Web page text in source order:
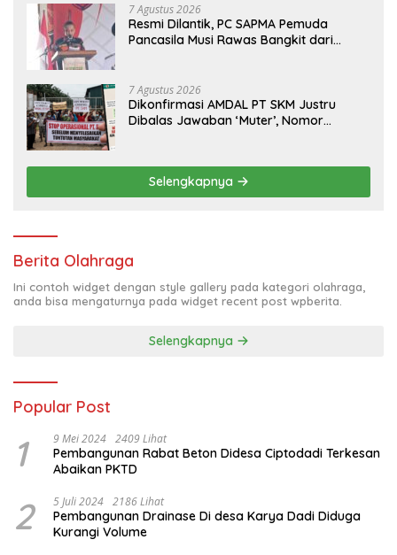
7 Agustus 2026
Resmi Dilantik, PC SAPMA Pemuda
Pancasila Musi Rawas Bangkit dari
7 Agustus 2026
Dikonfirmasi AMDAL PT SKM Justru
Dibalas Jawaban ‘Muter’, Nomor
Selengkapnya
Berita Olahraga
Ini contoh widget dengan style gallery pada kategori olahraga,
anda bisa mengaturnya pada widget recent post wpberita.
Selengkapnya
Popular Post
1 9 Mei 2024 2409 Lihat
Pembangunan Rabat Beton Didesa Ciptodadi Terkesan
Abaikan PKTD
2 5 Juli 2024 2186 Lihat
Pembangunan Drainase Di desa Karya Dadi Diduga
Kurangi Volume